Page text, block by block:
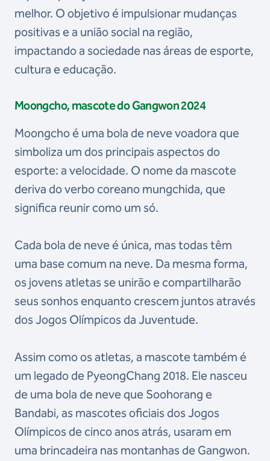
melhor. O objetivo é impulsionar mudanças
positivas e a união social na região,
impactando a sociedade nas áreas de esporte,
cultura e educação.
Moongcho, mascote do Gangwon 2024
Moongcho é uma bola de neve voadora que
simboliza um dos principais aspectos do
esporte: a velocidade. O nome da mascote
deriva do verbo coreano mungchida, que
significa reunir como um só.
Cada bola de neve é única, mas todas têm
uma base comum na neve. Da mesma forma,
os jovens atletas se unirão e compartilharão
seus sonhos enquanto crescem juntos através
dos Jogos Olímpicos da Juventude.
Assim como os atletas, a mascote também é
um legado de PyeongChang 2018. Ele nasceu
de uma bola de neve que Soohorang e
Bandabi, as mascotes oficiais dos Jogos
Olímpicos de cinco anos atrás, usaram em
uma brincadeira nas montanhas de Gangwon.